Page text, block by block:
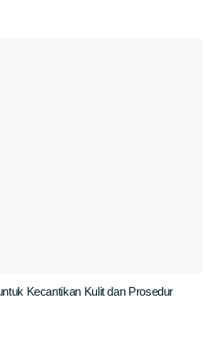
Kecantikan Kulit dan Prosedur